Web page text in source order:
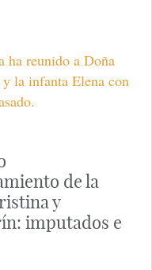
ha reunido a Doña
la infanta Elena con
de la
y
imputados e